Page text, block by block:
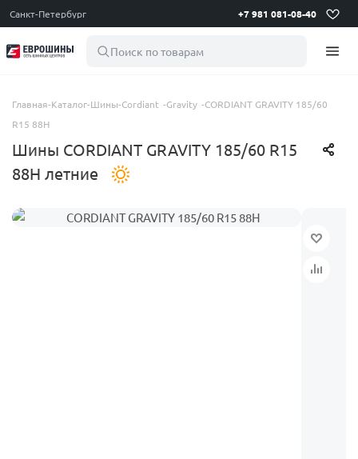
Санкт-Петербург +7 981 081-08-40
Поиск по товарам
Главная-Каталог-Шины-Cordiant -Gravity -CORDIANT GRAVITY 185/60
R15 88H
Шины CORDIANT GRAVITY 185/60 R15
88H летние